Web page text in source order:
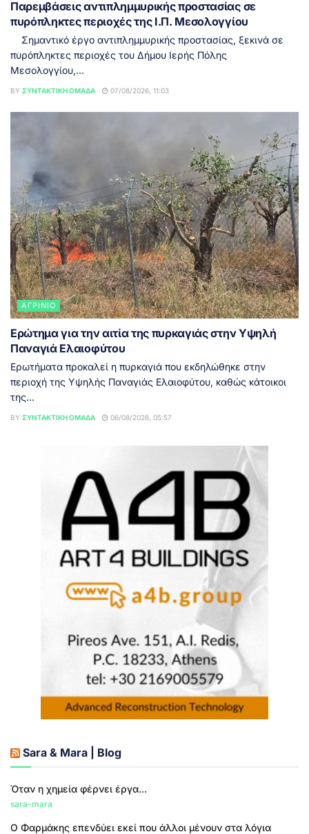
Παρεμβάσεις αντιπλημμυρικής προστασίας σε
πυρόπληκτες περιοχές της Ι.Π. Μεσολογγίου
Σημαντικό έργο αντιπλημμυρικής προστασίας, ξεκινά σε
πυρόπληκτες περιοχές του Δήμου Ιερής Πόλης
Μεσολογγίου,...
BY ΣΥΝΤΑΚΤΙΚΉ ΟΜΆΔΑ 07/08/2026, 11:03
ΑΓΡΊΝΙΟ
Ερώτημα για την αιτία της πυρκαγιάς στην Υψηλή
Παναγιά Ελαιοφύτου
Ερωτήματα προκαλεί η πυρκαγιά που εκδηλώθηκε στην
περιοχή της Υψηλής Παναγιάς Ελαιοφύτου, καθώς κάτοικοι
της...
BY ΣΥΝΤΑΚΤΙΚΉ ΟΜΆΔΑ 06/08/2026, 05:57
Sara & Mara | Blog
Όταν η χημεία φέρνει έργα...
sara-mara
Ο Φαρμάκης επενδύει εκεί που άλλοι μένουν στα λόγια